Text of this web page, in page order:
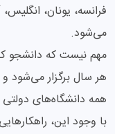
فرانسه، یونان، انگلیس،
می‌شود.
مهم نیست که دانشجو
هر سال برگزار می‌شود
همه دانشگاه‌های دولتی
با وجود این،